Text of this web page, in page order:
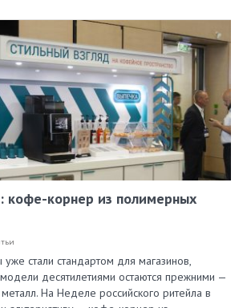
кофе-корнер из полимерных
стали стандартом для магазинов,
десятилетиями остаются прежними —
На Неделе российского ритейла в